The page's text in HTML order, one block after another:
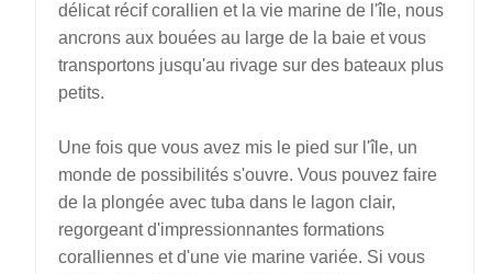
délicat récif corallien et la vie marine de l'île, nous
ancrons aux bouées au large de la baie et vous
transportons jusqu'au rivage sur des bateaux plus
petits.
Une fois que vous avez mis le pied sur l'île, un
monde de possibilités s'ouvre. Vous pouvez faire
de la plongée avec tuba dans le lagon clair,
regorgeant d'impressionnantes formations
coralliennes et d'une vie marine variée. Si vous